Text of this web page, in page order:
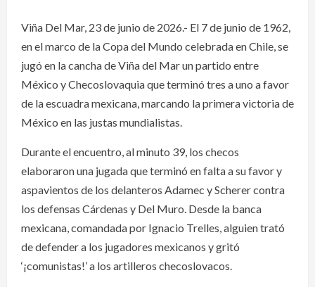
Viña Del Mar, 23 de junio de 2026.- El 7 de junio de 1962,
en el marco de la Copa del Mundo celebrada en Chile, se
jugó en la cancha de Viña del Mar un partido entre
México y Checoslovaquia que terminó tres a uno a favor
de la escuadra mexicana, marcando la primera victoria de
México en las justas mundialistas.
Durante el encuentro, al minuto 39, los checos
elaboraron una jugada que terminó en falta a su favor y
aspavientos de los delanteros Adamec y Scherer contra
los defensas Cárdenas y Del Muro. Desde la banca
mexicana, comandada por Ignacio Trelles, alguien trató
de defender a los jugadores mexicanos y gritó
‘¡comunistas!’ a los artilleros checoslovacos.